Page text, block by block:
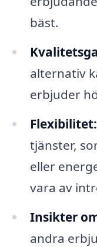
bäst.
alternativ
erbjuder
Flexibilitet:
tjänster,
eller
vara av
Insikter
andra